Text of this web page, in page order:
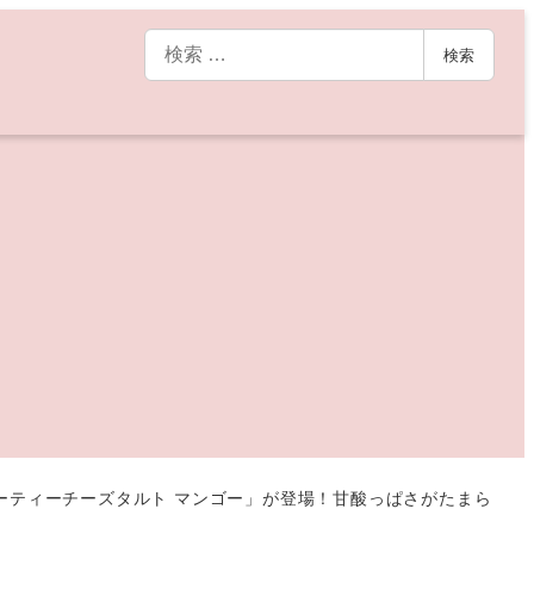
索
検索
ィーチーズタルト マンゴー」が登場！甘酸っぱさがたまら